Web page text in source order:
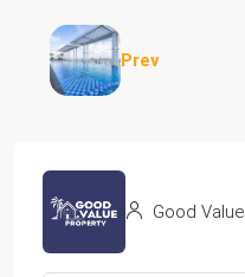
Prev
Good